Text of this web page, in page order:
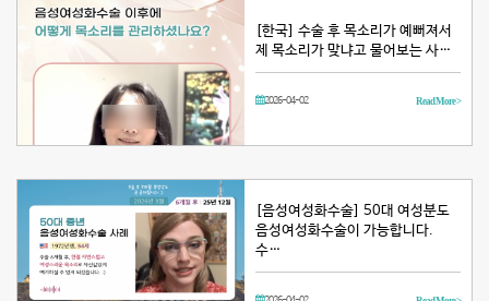
[한국] 수술 후 목소리가 예뻐져서
제 목소리가 맞냐고 물어보는 사…
2026-04-02 Read More >
[음성여성화수술] 50대 여성분도
음성여성화수술이 가능합니다.
수…